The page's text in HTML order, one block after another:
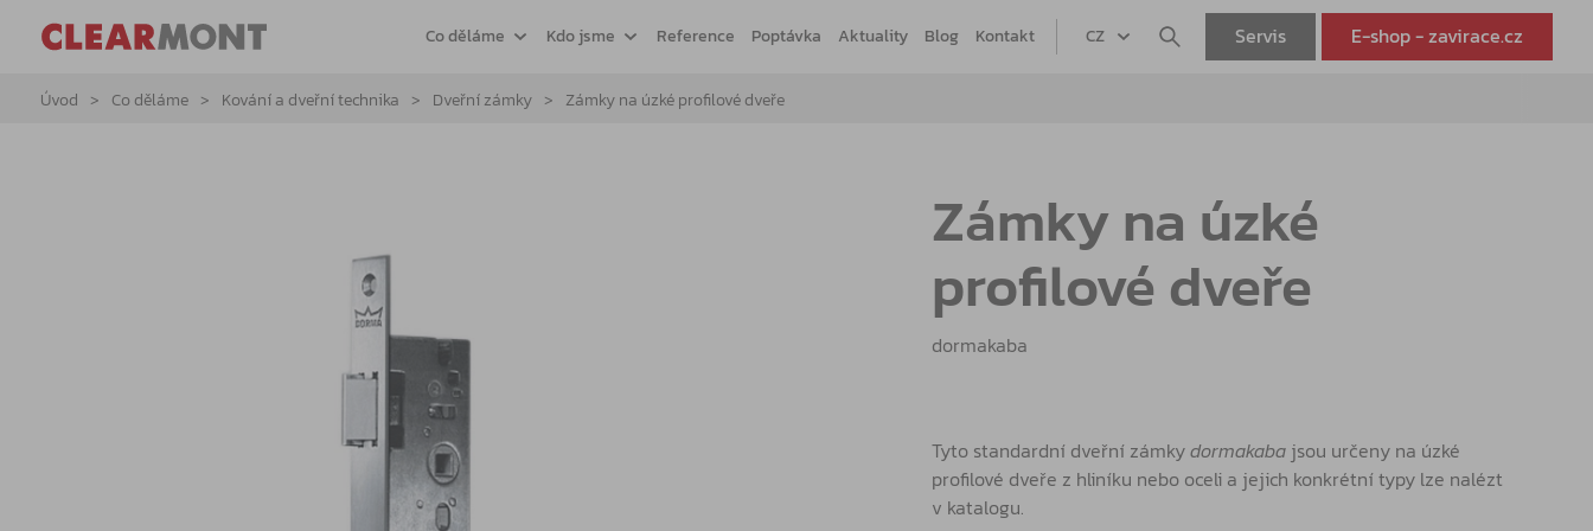
Co děláme Kdo jsme Reference Poptávka Aktuality Blog Kontakt CZ Servis E-shop - zavirace.cz
Úvod Co děláme Kování a dveřní technika Dveřní zámky Zámky na úzké profilové dveře
Zámky na úzké
profilové dveře
dormakaba
Tyto standardní dveřní zámkydormakabajsou určeny na úzké
profilové dveře z hliníku nebo oceli a jejich konkrétní typy lze nalézt
v katalogu.